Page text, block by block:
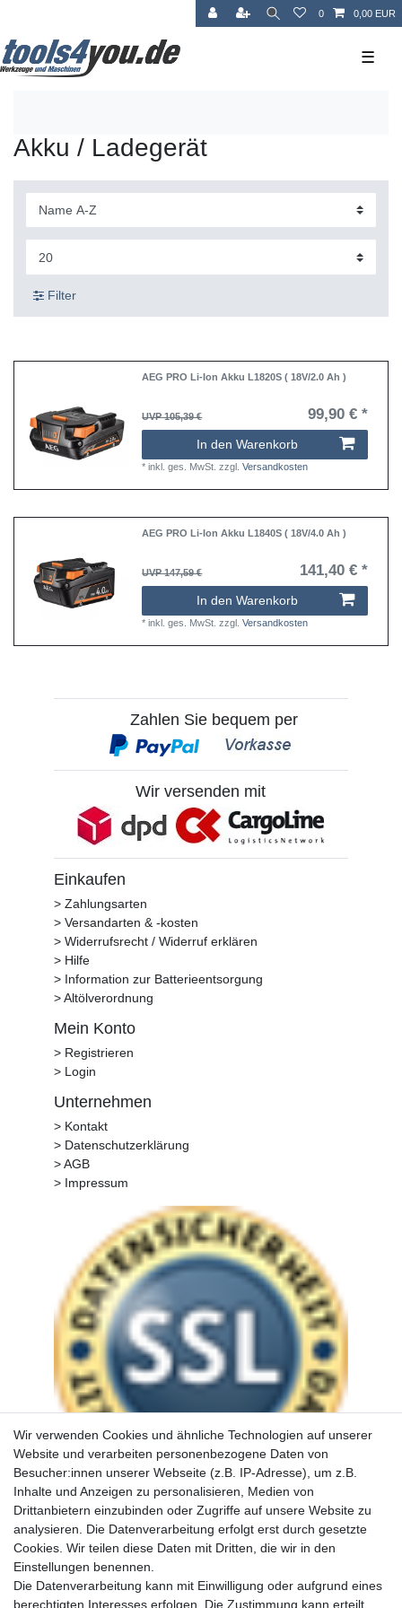
0 0,00 EUR
☰
Akku / Ladegerät
Filter
AEG PRO Li-Ion Akku L1820S ( 18V/2.0 Ah )
UVP 105,39 € 99,90 € *
In den Warenkorb
*inkl. ges. MwSt. zzgl.Versandkosten
AEG PRO Li-Ion Akku L1840S ( 18V/4.0 Ah )
UVP 147,59 € 141,40 € *
In den Warenkorb
*inkl. ges. MwSt. zzgl.Versandkosten
Zahlen Sie bequem per
Wir versenden mit
Einkaufen
> Zahlungsarten
> Versandarten & -kosten
> Widerrufsrecht / Widerruf erklären
> Hilfe
> Information zur Batterieentsorgung
> Altölverordnung
Mein Konto
> Registrieren
> Login
Unternehmen
> Kontakt
> Datenschutzerklärung
> AGB
> Impressum
Wir verwenden Cookies und ähnliche Technologien auf unserer
Website und verarbeiten personenbezogene Daten von
Besucher:innen unserer Webseite (z.B. IP-Adresse), um z.B.
Inhalte und Anzeigen zu personalisieren, Medien von
Drittanbietern einzubinden oder Zugriffe auf unsere Website zu
analysieren. Die Datenverarbeitung erfolgt erst durch gesetzte
Cookies. Wir teilen diese Daten mit Dritten, die wir in den
Einstellungen benennen.
Die Datenverarbeitung kann mit Einwilligung oder aufgrund eines
berechtigten Interesses erfolgen. Die Zustimmung kann erteilt